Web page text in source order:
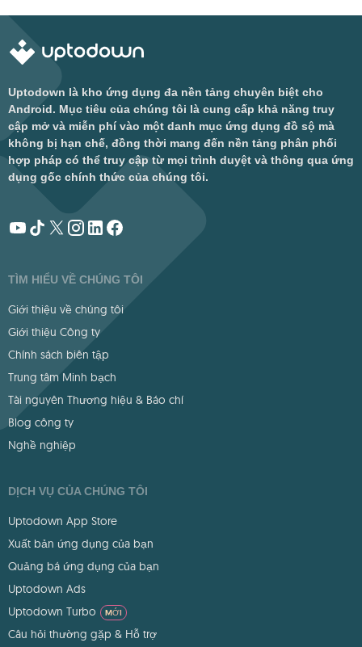
Uptodown là kho ứng dụng đa nền tảng chuyên biệt cho
Android. Mục tiêu của chúng tôi là cung cấp khả năng truy
cập mở và miễn phí vào một danh mục ứng dụng đồ sộ mà
không bị hạn chế, đồng thời mang đến nền tảng phân phối
hợp pháp có thể truy cập từ mọi trình duyệt và thông qua ứng
dụng gốc chính thức của chúng tôi.
TÌM HIỂU VỀ CHÚNG TÔI
Giới thiệu về chúng tôi
Giới thiệu Công ty
Chính sách biên tập
Trung tâm Minh bạch
Tài nguyên Thương hiệu & Báo chí
Blog công ty
Nghề nghiệp
DỊCH VỤ CỦA CHÚNG TÔI
Uptodown App Store
Xuất bản ứng dụng của bạn
Quảng bá ứng dụng của bạn
Uptodown Ads
Uptodown Turbo
MỚI
Câu hỏi thường gặp & Hỗ trợ